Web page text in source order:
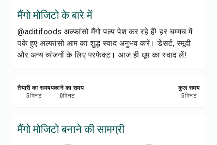
सेव करें
शेयर करें
मैंगो मोजिटो के बारे में
@aditifoods अल्फांसो मैंगो पल्प पेश कर रहे हैं! हर चम्मच में
पके हुए अल्फांसो आम का शुद्ध स्वाद अनुभव करें। डेसर्ट, स्मूदी
और अन्य व्यंजनों के लिए परफेक्ट। आज ही धूप का स्वाद लें!
तैयारी का समय
5मिनट
पकाने का समय
0मिनट
कुल समय
5मिनट
मैंगो मोजिटो बनाने की सामग्री